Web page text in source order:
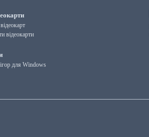
відеокарти
для Windows